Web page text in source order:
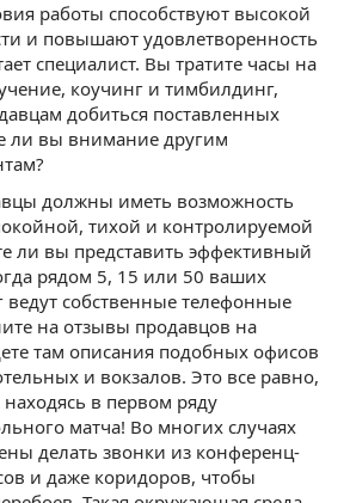
работы способствуют высокой
и повышают удовлетворенность
специалист. Вы тратите часы на
коучинг и тимбилдинг,
добиться поставленных
ли вы внимание другим
должны иметь возможность
тихой и контролируемой
ли вы представить эффективный
рядом 5, 15 или 50 ваших
собственные телефонные
на отзывы продавцов на
там описания подобных офисов
и вокзалов. Это все равно,
находясь в первом ряду
матча! Во многих случаях
делать звонки из конференц-
и даже коридоров, чтобы